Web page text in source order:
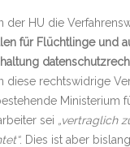
der HU die
für Flüchtlinge und
diese rechtswidrige
Ministerium
sei „vertraglich
. Dies ist aber